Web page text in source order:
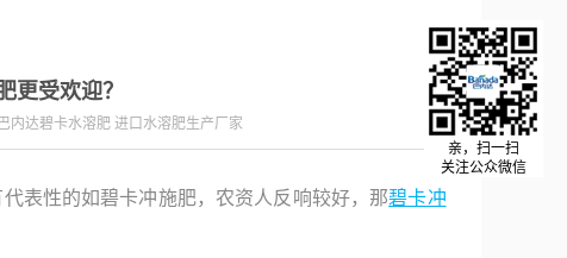
亲，扫一扫
关注公众微信
更受欢迎？
巴内达碧卡水溶肥 进口水溶肥生产厂家
表性的如碧卡冲施肥，农资人反响较好，那碧卡冲